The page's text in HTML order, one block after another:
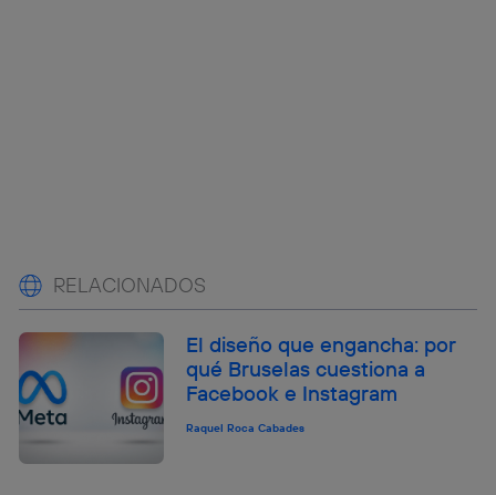
RELACIONADOS
El diseño que engancha: por
qué Bruselas cuestiona a
Facebook e Instagram
Raquel Roca Cabades